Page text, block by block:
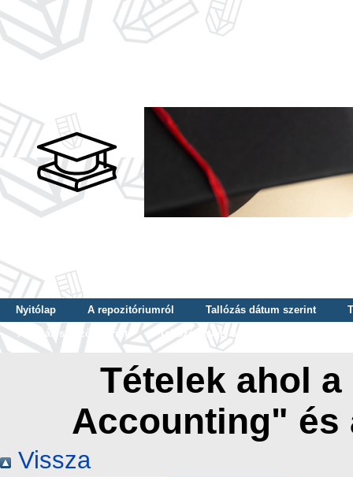
Nyitólap A repozitóriumról Tallózás dátum szerint
Tallózás szerző szerint
Tallózás nyelv szerint
Tételek ahol
Accounting" és
Vissza